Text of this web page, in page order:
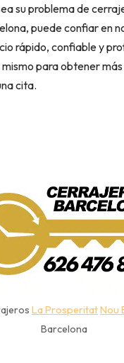
su problema de
puede confiar en
rápido, confiable y
para obtener
cita.
La ProsperitatNou
Barcelona